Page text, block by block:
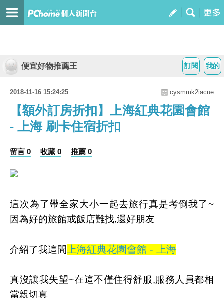
我的
訂閱
便宜好物推薦王
2018-11-16 15:24:25 cysmmk2iacue
【額外訂房折扣】上海紅典花園會館
- 上海 刷卡住宿折扣
留言 0 收藏 0 推薦 0
這次為了帶全家大小一起去旅行真是考倒我了~
因為好的旅館或飯店難找,還好朋友
介紹了我這間 上海紅典花園會館 - 上海
真沒讓我失望~在這不僅住得舒服,服務人員都相
當親切真